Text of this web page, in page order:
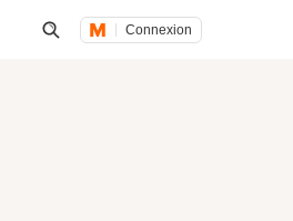
Connexion